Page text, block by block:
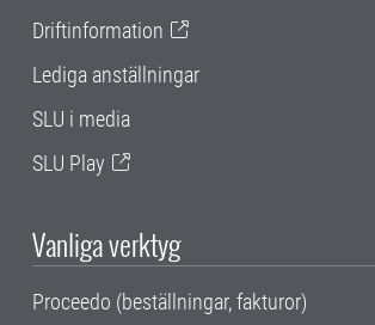
Driftinformation
Lediga anställningar
SLU i media
SLU Play
Vanliga verktyg
Proceedo (beställningar, fakturor)